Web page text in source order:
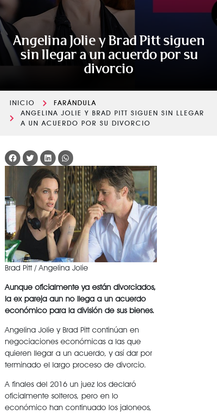
Angelina Jolie y Brad Pitt siguen
sin llegar a un acuerdo por su
divorcio
INICIO
FARÁNDULA
ANGELINA JOLIE Y BRAD PITT SIGUEN SIN LLEGAR
A UN ACUERDO POR SU DIVORCIO
Brad Pitt / Angelina Jolie
Aunque oficialmente ya están divorciados,
la ex pareja aun no llega a un acuerdo
económico para la división de sus bienes.
Angelina Jolie y Brad Pitt continúan en
negociaciones económicas a las que
quieren llegar a un acuerdo, y así dar por
terminado el largo proceso de divorcio.
A finales del 2016 un juez los declaró
oficialmente solteros, pero en lo
económico han continuado los jaloneos,